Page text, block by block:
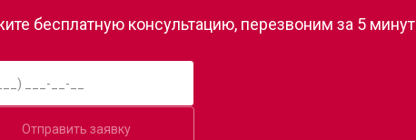
бесплатную консультацию, перезвоним за 5 минут
Отправить заявку